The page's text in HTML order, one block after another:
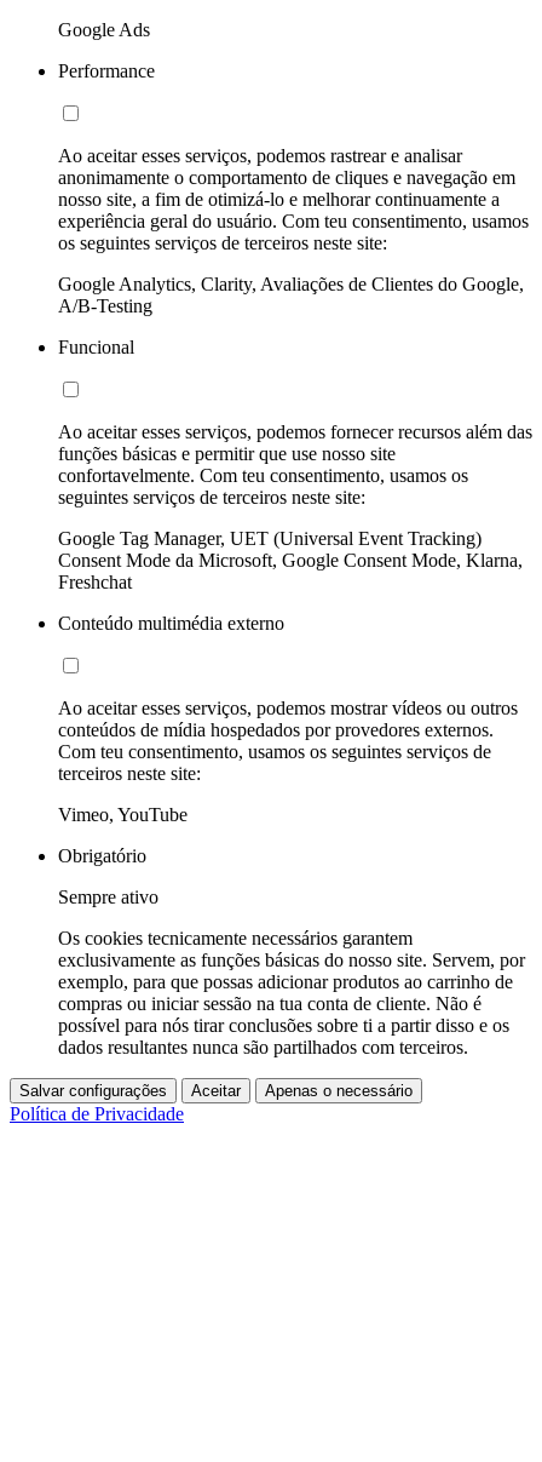
Google Ads
Performance
Ao aceitar esses serviços, podemos rastrear e analisar
anonimamente o comportamento de cliques e navegação em
nosso site, a fim de otimizá-lo e melhorar continuamente a
experiência geral do usuário. Com teu consentimento, usamos
os seguintes serviços de terceiros neste site:
Google Analytics, Clarity, Avaliações de Clientes do Google,
A/B-Testing
Funcional
Ao aceitar esses serviços, podemos fornecer recursos além das
funções básicas e permitir que use nosso site
confortavelmente. Com teu consentimento, usamos os
seguintes serviços de terceiros neste site:
Google Tag Manager, UET (Universal Event Tracking)
Consent Mode da Microsoft, Google Consent Mode, Klarna,
Freshchat
Conteúdo multimédia externo
Ao aceitar esses serviços, podemos mostrar vídeos ou outros
conteúdos de mídia hospedados por provedores externos.
Com teu consentimento, usamos os seguintes serviços de
terceiros neste site:
Vimeo, YouTube
Obrigatório
Sempre ativo
Os cookies tecnicamente necessários garantem
exclusivamente as funções básicas do nosso site. Servem, por
exemplo, para que possas adicionar produtos ao carrinho de
compras ou iniciar sessão na tua conta de cliente. Não é
possível para nós tirar conclusões sobre ti a partir disso e os
dados resultantes nunca são partilhados com terceiros.
Salvar configurações Aceitar Apenas o necessário
Política de Privacidade